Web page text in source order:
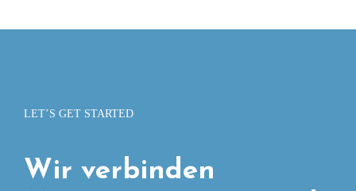
LET’S GET STARTED
Wir verbinden